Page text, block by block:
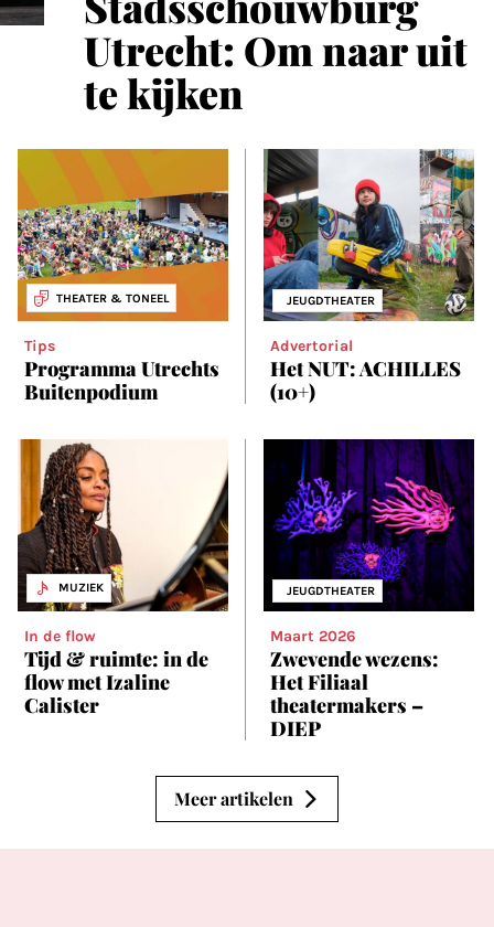
Utrecht: Om naar uit
te kijken
THEATER & TONEEL
Tips
Programma Utrechts
Buitenpodium
JEUGDTHEATER
Advertorial
Het NUT: ACHILLES
(10+)
MUZIEK
In de flow
Tijd & ruimte: in de
flow met Izaline
Calister
JEUGDTHEATER
Maart 2026
Zwevende wezens:
Het Filiaal
theatermakers –
DIEP
Meer artikelen